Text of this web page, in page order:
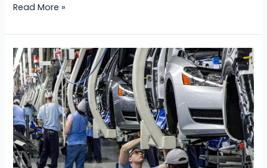
Read More »
RÉGIMEN
AUTOMOTRIZ
(Argentina
–
Brasil)